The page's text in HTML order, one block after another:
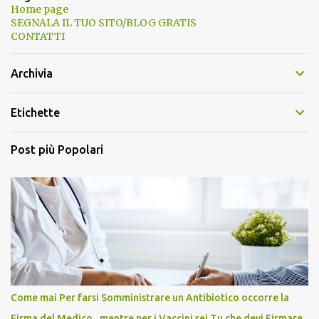
Home page
SEGNALA IL TUO SITO/BLOG GRATIS
CONTATTI
Archivia
Etichette
Post più Popolari
Come mai Per farsi Somministrare un Antibiotico occorre la